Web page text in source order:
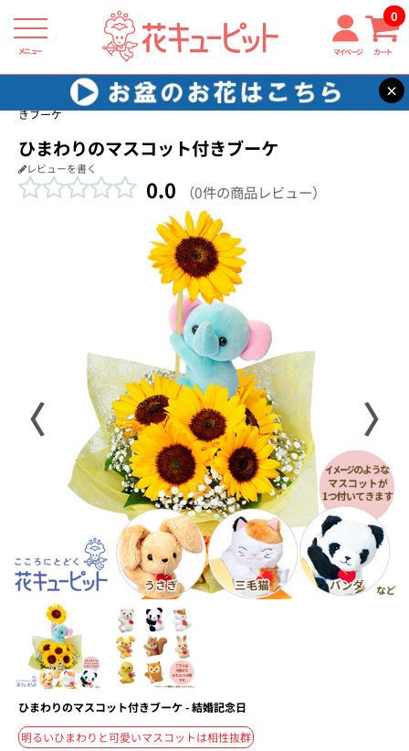
メニュー マイページ カート
0
×
花キューピット 結婚記念日
【結婚記念日】ひまわりのマスコット付
きブーケ
ひまわりのマスコット付きブーケ
レビューを書く
0.0 （0件の商品レビュー）
〈 〉
ひまわりのマスコット付きブーケ - 結婚記念日
明るいひまわりと可愛いマスコットは相性抜群